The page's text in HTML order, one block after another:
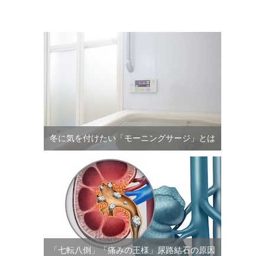
冬に気を付けたい「モーニングサージ」とは
「七転八倒」「痛みの王様」尿路結石の原因